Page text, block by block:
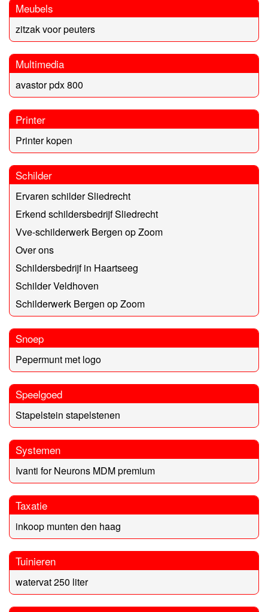
Meubels
zitzak voor peuters
Multimedia
avastor pdx 800
Printer
Printer kopen
Schilder
Ervaren schilder Sliedrecht
Erkend schildersbedrijf Sliedrecht
Vve-schilderwerk Bergen op Zoom
Over ons
Schildersbedrijf in Haartseeg
Schilder Veldhoven
Schilderwerk Bergen op Zoom
Snoep
Pepermunt met logo
Speelgoed
Stapelstein stapelstenen
Systemen
Ivanti for Neurons MDM premium
Taxatie
inkoop munten den haag
Tuinieren
watervat 250 liter